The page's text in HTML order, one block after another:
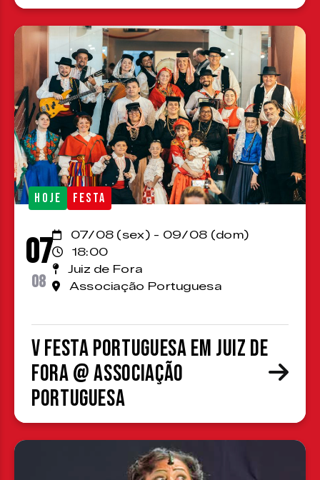
HOJE FESTA
07
08
07/08 (sex) - 09/08 (dom)
18:00
Juiz de Fora
Associação Portuguesa
V Festa Portuguesa em Juiz de
Fora @ Associação
Portuguesa